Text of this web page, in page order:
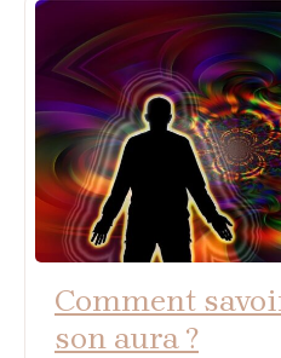
Comment
son aura ?